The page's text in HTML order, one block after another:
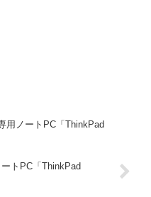
用ノートPC「ThinkPad
トPC「ThinkPad